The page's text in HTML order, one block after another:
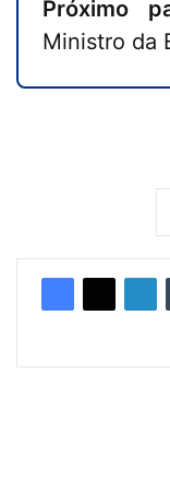
Próximo
Ministro da